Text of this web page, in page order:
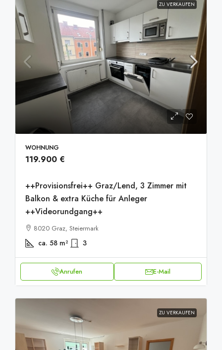
ZU VERKAUFEN
WOHNUNG
119.900 €
++Provisionsfrei++ Graz/Lend, 3 Zimmer mit
Balkon & extra Küche für Anleger
++Videorundgang++
8020 Graz, Steiermark
ca. 58 m² 3
Anrufen E-Mail
ZU VERKAUFEN